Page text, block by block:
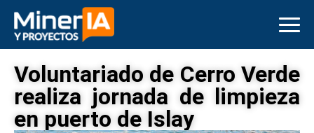
Voluntariado de Cerro Verde
realiza jornada de limpieza
en puerto de Islay